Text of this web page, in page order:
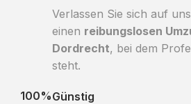
Verlassen Sie sich auf
einen reibungslosen
Dordrecht, bei dem
steht.
Günstig
100%